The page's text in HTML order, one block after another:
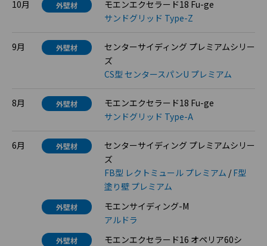
10月 外壁材
モエンエクセラード18 Fu-ge
サンドグリッド Type-Z
9月 外壁材
センターサイディング プレミアムシリー
ズ
CS型 センタースパンU プレミアム
8月 外壁材
モエンエクセラード18 Fu-ge
サンドグリッド Type-A
6月 外壁材
センターサイディング プレミアムシリー
ズ
FB型 レクトミュール プレミアム / F型
塗り壁 プレミアム
外壁材
モエンサイディング-M
アルドラ
外壁材
モエンエクセラード16 オペリア60シ